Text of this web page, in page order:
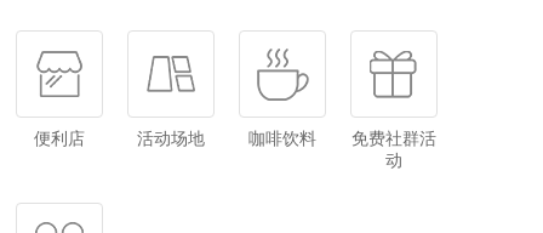
便利店 活动场地 咖啡饮料
免费社群活
动